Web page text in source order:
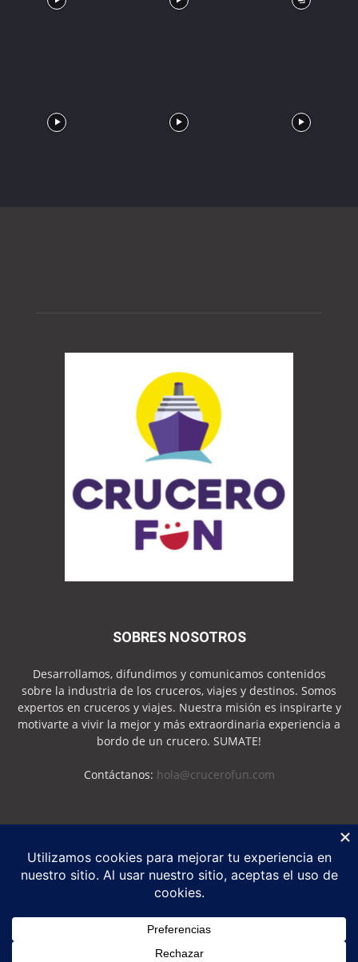
SOBRES NOSOTROS
Desarrollamos, difundimos y comunicamos contenidos
sobre la industria de los cruceros, viajes y destinos. Somos
expertos en cruceros y viajes. Nuestra misión es inspirarte y
motivarte a vivir la mejor y más extraordinaria experiencia a
bordo de un crucero. SUMATE!
Contáctanos: hola@crucerofun.com